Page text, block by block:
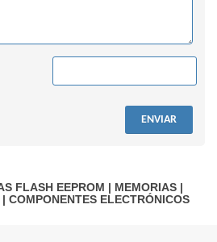
ENVIAR
FLASH EEPROM | MEMORIAS|
COMPONENTES ELECTRÓNICOS